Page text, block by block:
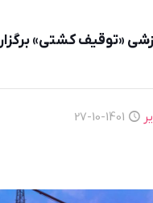
«توقیف کشتی» برگزار
1401-10-27